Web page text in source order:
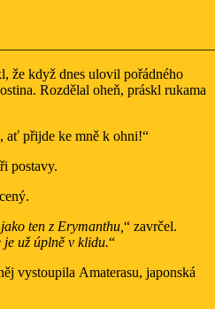
že když dnes ulovil pořádného
Rozdělal oheň, práskl rukama
ať přijde ke mně k ohni!“
postavy.
ten z Erymanthu, “ zavrčel.
je už úplně v klidu.“
vystoupila Amaterasu, japonská